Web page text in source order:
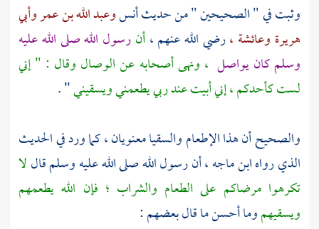
وثبت في " الصحيحين " من حديثأنسوعبد الله بن عمروأبي
هريرة وعائشة ،رضي الله عنهم ،أنرسول الله صلى الله عليه
وسلم كان يواصل ، ونهى أصحابه عن الوصال وقال : " إني
لست كأحدكم ، إني أبيت عند ربي يطعمني ويسقيني" .
والصحيح أن هذا الإطعام والسقيا معنويان ، كما ورد في الحديث
الذي رواهابن ماجه ،أن رسول الله صلى الله عليه وسلم قاللا
تكرهوا مرضاكم على الطعام والشراب ؛ فإن الله يطعمهم
ويسقيهموما أحسن ما قال بعضهم :